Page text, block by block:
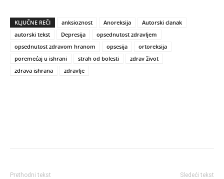
KLJUČNE REČI anksioznost Anoreksija
Autorski clanak
autorski tekst
Depresija
opsednutost zdravljem
opsednutost zdravom hranom
opsesija
ortoreksija
poremećaj u ishrani
strah od bolesti
zdrav život
zdrava ishrana
zdravlje
Prethodni tekst Sledeći tekst